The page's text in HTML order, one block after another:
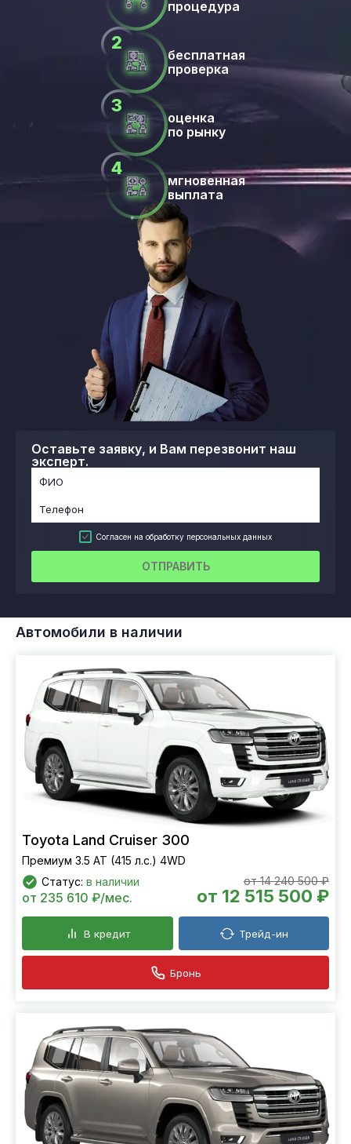
Оставьте заявку, и Вам перезвонит наш
эксперт.
Согласен на обработку персональных данных
ОТПРАВИТЬ
процедура
бесплатная
проверка
оценка
по рынку
мгновенная
выплата
Автомобили в наличии
Toyota Land Cruiser 300
Премиум 3.5 AT (415 л.с.) 4WD
Статус: в наличии от 14 240 500 ₽
от 12 515 500 ₽
от 235 610 ₽/мес.
В кредит Трейд-ин
Бронь